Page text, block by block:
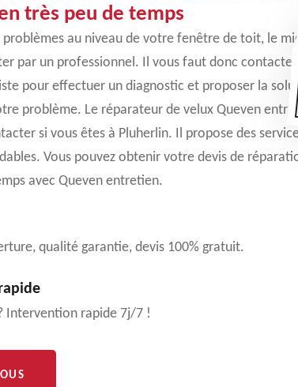
très peu de temps
au niveau de votre fenêtre de toit, le
par un professionnel. Il vous faut donc contacter
pour effectuer un diagnostic et proposer la
problème. Le réparateur de velux Queven
si vous êtes à Pluherlin. Il propose des
Vous pouvez obtenir votre devis de
avec Queven entretien.
qualité garantie, devis 100% gratuit.
Intervention rapide 7j/7 !